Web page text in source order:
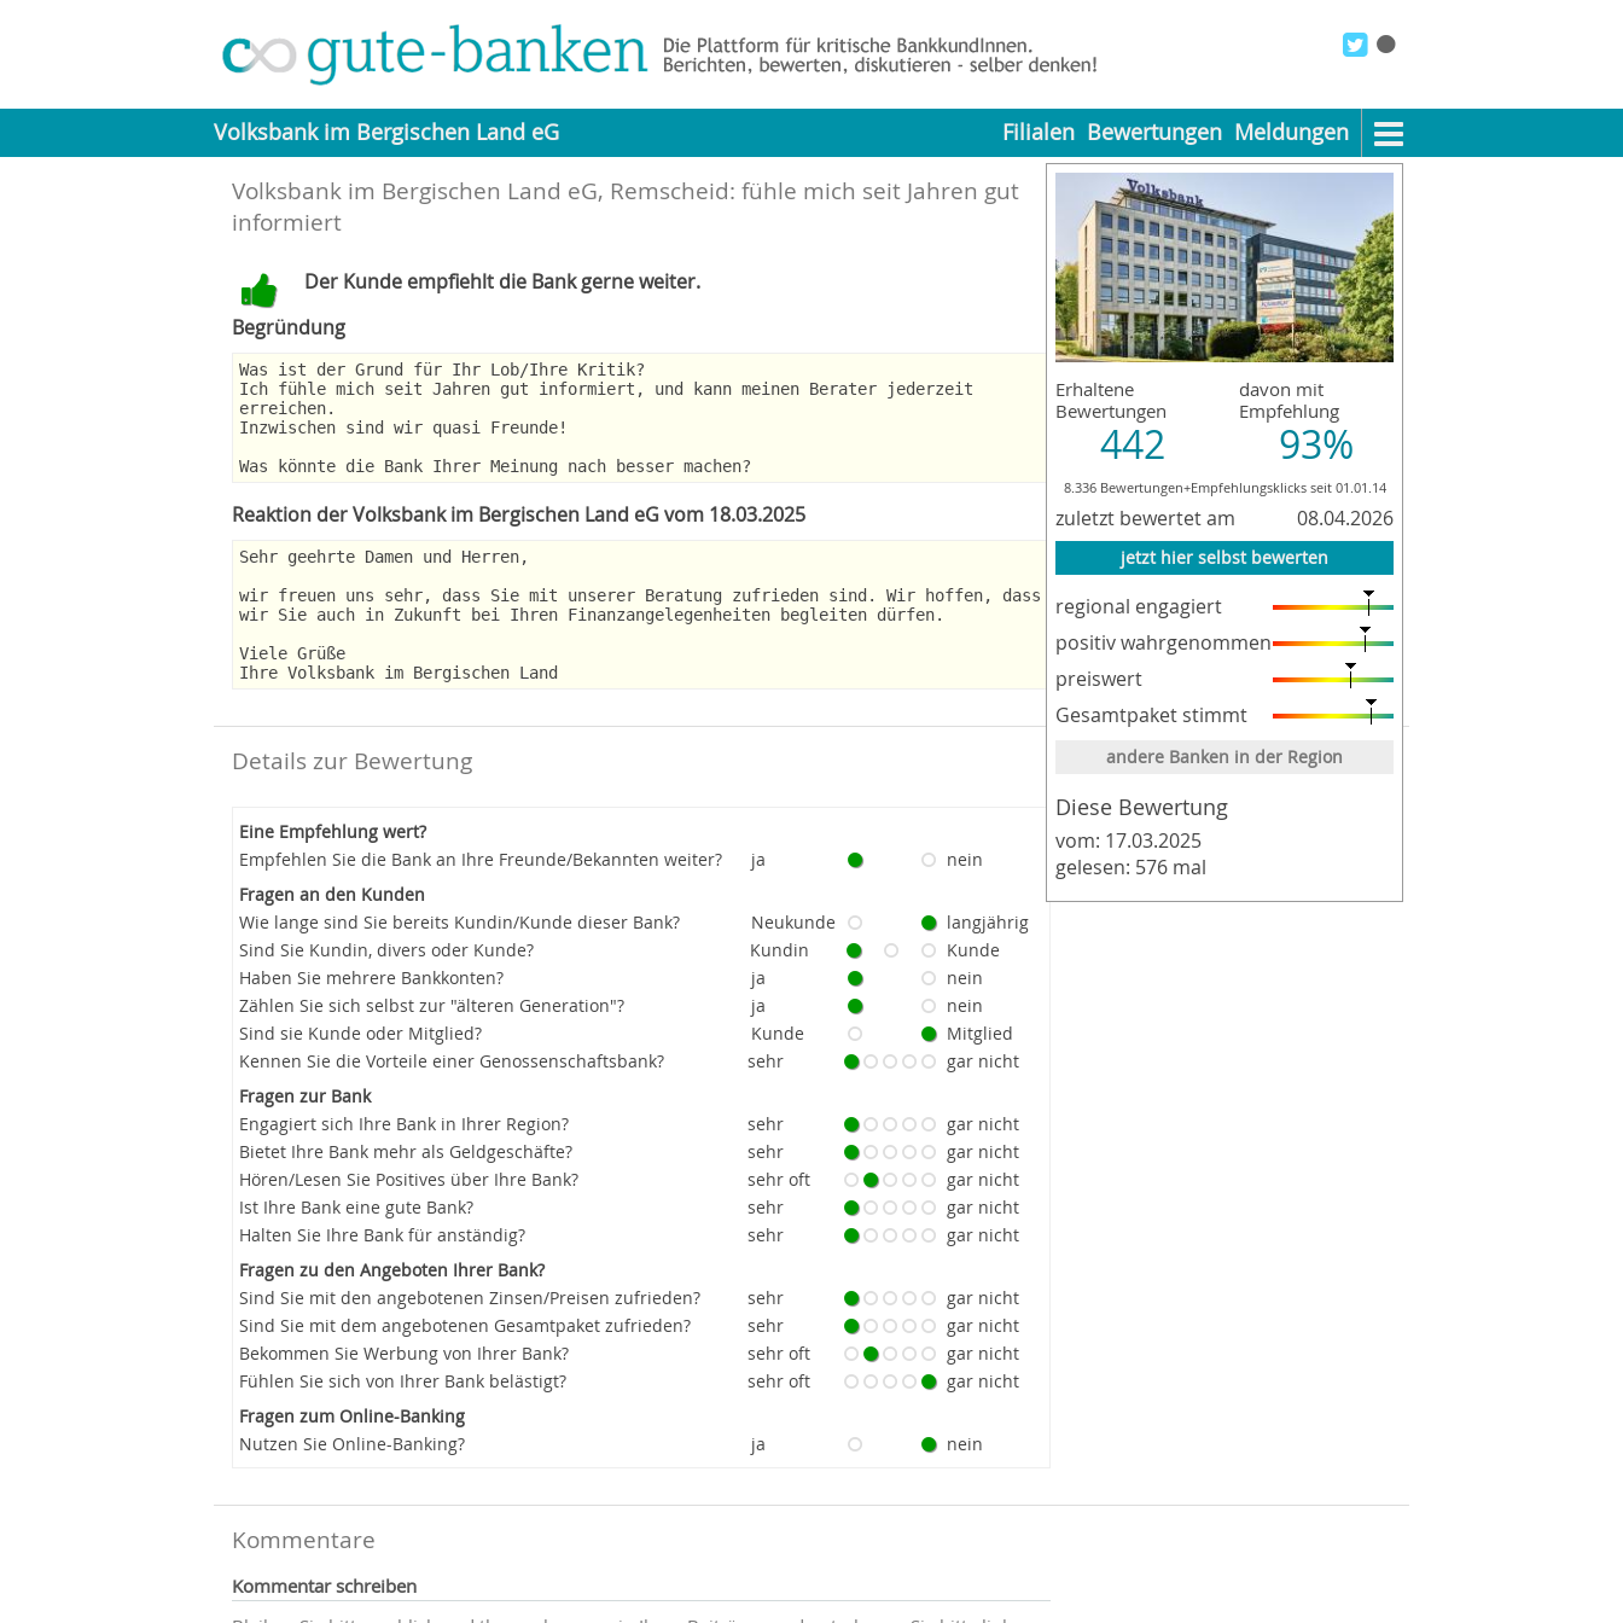
Volksbank im Bergischen Land eG Filialen Bewertungen Meldungen
Erhaltene
Bewertungen
442
davon mit
Empfehlung
93%
8.336 Bewertungen+Empfehlungsklicks seit 01.01.14
zuletzt bewertet am 08.04.2026
jetzt hier selbst bewerten
regional engagiert
positiv wahrgenommen
preiswert
Gesamtpaket stimmt
andere Banken in der Region
Diese Bewertung
vom: 17.03.2025
gelesen: 576 mal
Volksbank im Bergischen Land eG, Remscheid: fühle mich seit Jahren gut
informiert
Der Kunde empfiehlt die Bank gerne weiter.
Begründung
Was ist der Grund für Ihr Lob/Ihre Kritik?
Ich fühle mich seit Jahren gut informiert, und kann meinen Berater jederzeit
erreichen.
Inzwischen sind wir quasi Freunde!
Was könnte die Bank Ihrer Meinung nach besser machen?
Reaktion der Volksbank im Bergischen Land eG vom 18.03.2025
Sehr geehrte Damen und Herren,
wir freuen uns sehr, dass Sie mit unserer Beratung zufrieden sind. Wir hoffen, dass
wir Sie auch in Zukunft bei Ihren Finanzangelegenheiten begleiten dürfen.
Viele Grüße
Ihre Volksbank im Bergischen Land
Details zur Bewertung
Eine Empfehlung wert?
Empfehlen Sie die Bank an Ihre Freunde/Bekannten weiter?
ja
nein
Fragen an den Kunden
Wie lange sind Sie bereits Kundin/Kunde dieser Bank?
Neukunde
langjährig
Sind Sie Kundin, divers oder Kunde?
Kundin
Kunde
Haben Sie mehrere Bankkonten?
ja
nein
Zählen Sie sich selbst zur "älteren Generation"?
ja
nein
Sind sie Kunde oder Mitglied?
Kunde
Mitglied
Kennen Sie die Vorteile einer Genossenschaftsbank?
sehr
gar nicht
Fragen zur Bank
Engagiert sich Ihre Bank in Ihrer Region?
sehr
gar nicht
Bietet Ihre Bank mehr als Geldgeschäfte?
sehr
gar nicht
Hören/Lesen Sie Positives über Ihre Bank?
sehr oft
gar nicht
Ist Ihre Bank eine gute Bank?
sehr
gar nicht
Halten Sie Ihre Bank für anständig?
sehr
gar nicht
Fragen zu den Angeboten Ihrer Bank?
Sind Sie mit den angebotenen Zinsen/Preisen zufrieden?
sehr
gar nicht
Sind Sie mit dem angebotenen Gesamtpaket zufrieden?
sehr
gar nicht
Bekommen Sie Werbung von Ihrer Bank?
sehr oft
gar nicht
Fühlen Sie sich von Ihrer Bank belästigt?
sehr oft
gar nicht
Fragen zum Online-Banking
Nutzen Sie Online-Banking?
ja nein
Kommentare
Kommentar schreiben